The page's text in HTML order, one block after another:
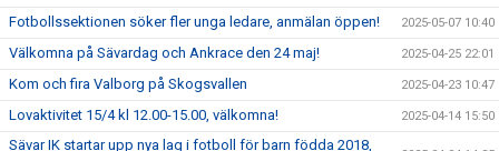
Fotbollssektionen söker fler unga ledare, anmälan öppen! 2025-05-07 10:40
Välkomna på Sävardag och Ankrace den 24 maj! 2025-04-25 22:01
Kom och fira Valborg på Skogsvallen 2025-04-23 10:47
Lovaktivitet 15/4 kl 12.00-15.00, välkomna! 2025-04-14 15:50
Sävar IK startar upp nya lag i fotboll för barn födda 2018,